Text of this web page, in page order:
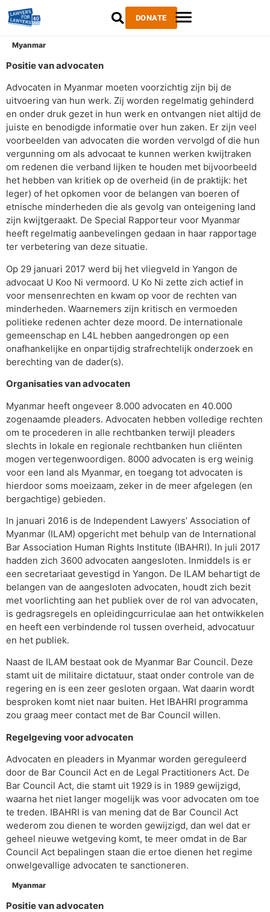
DONATE
Myanmar
Positie van advocaten
Advocaten in Myanmar moeten voorzichtig zijn bij de
uitvoering van hun werk. Zij worden regelmatig gehinderd
en onder druk gezet in hun werk en ontvangen niet altijd de
juiste en benodigde informatie over hun zaken. Er zijn veel
voorbeelden van advocaten die worden vervolgd of die hun
vergunning om als advocaat te kunnen werken kwijtraken
om redenen die verband lijken te houden met bijvoorbeeld
het hebben van kritiek op de overheid (in de praktijk: het
leger) of het opkomen voor de belangen van boeren of
etnische minderheden die als gevolg van onteigening land
zijn kwijtgeraakt. De Special Rapporteur voor Myanmar
heeft regelmatig aanbevelingen gedaan in haar rapportage
ter verbetering van deze situatie.
Op 29 januari 2017 werd bij het vliegveld in Yangon de
advocaat U Koo Ni vermoord. U Ko Ni zette zich actief in
voor mensenrechten en kwam op voor de rechten van
minderheden. Waarnemers zijn kritisch en vermoeden
politieke redenen achter deze moord. De internationale
gemeenschap en L4L hebben aangedrongen op een
onafhankelijke en onpartijdig strafrechtelijk onderzoek en
berechting van de dader(s).
Organisaties van advocaten
Myanmar heeft ongeveer 8.000 advocaten en 40.000
zogenaamde pleaders. Advocaten hebben volledige rechten
om te procederen in alle rechtbanken terwijl pleaders
slechts in lokale en regionale rechtbanken hun cliënten
mogen vertegenwoordigen. 8000 advocaten is erg weinig
voor een land als Myanmar, en toegang tot advocaten is
hierdoor soms moeizaam, zeker in de meer afgelegen (en
bergachtige) gebieden.
In januari 2016 is de Independent Lawyers’ Association of
Myanmar (ILAM) opgericht met behulp van de International
Bar Association Human Rights Institute (IBAHRI). In juli 2017
hadden zich 3600 advocaten aangesloten. Inmiddels is er
een secretariaat gevestigd in Yangon. De ILAM behartigt de
belangen van de aangesloten advocaten, houdt zich bezit
met voorlichting aan het publiek over de rol van advocaten,
is gedragsregels en opleidingcurriculae aan het ontwikkelen
en heeft een verbindende rol tussen overheid, advocatuur
en het publiek.
Naast de ILAM bestaat ook de Myanmar Bar Council. Deze
stamt uit de militaire dictatuur, staat onder controle van de
regering en is een zeer gesloten orgaan. Wat daarin wordt
besproken komt niet naar buiten. Het IBAHRI programma
zou graag meer contact met de Bar Council willen.
Regelgeving voor advocaten
Advocaten en pleaders in Myanmar worden gereguleerd
door de Bar Council Act en de Legal Practitioners Act. De
Bar Council Act, die stamt uit 1929 is in 1989 gewijzigd,
waarna het niet langer mogelijk was voor advocaten om toe
te treden. IBAHRI is van mening dat de Bar Council Act
wederom zou dienen te worden gewijzigd, dan wel dat er
geheel nieuwe wetgeving komt, te meer omdat in de Bar
Council Act bepalingen staan die ertoe dienen het regime
onwelgevallige advocaten te sanctioneren.
Myanmar
Positie van advocaten